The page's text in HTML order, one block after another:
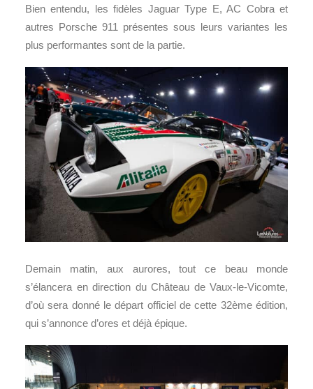
Bien entendu, les fidèles Jaguar Type E, AC Cobra et
autres Porsche 911 présentes sous leurs variantes les
plus performantes sont de la partie.
Demain matin, aux aurores, tout ce beau monde
s’élancera en direction du Château de Vaux-le-Vicomte,
d’où sera donné le départ officiel de cette 32ème édition,
qui s’annonce d’ores et déjà épique.